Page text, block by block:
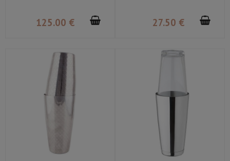
125.00 € 27.50 €